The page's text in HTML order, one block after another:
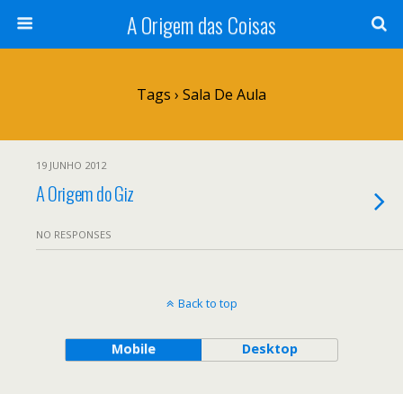
A Origem das Coisas
Tags › Sala De Aula
19 JUNHO 2012
A Origem do Giz
NO RESPONSES
Back to top
Mobile Desktop